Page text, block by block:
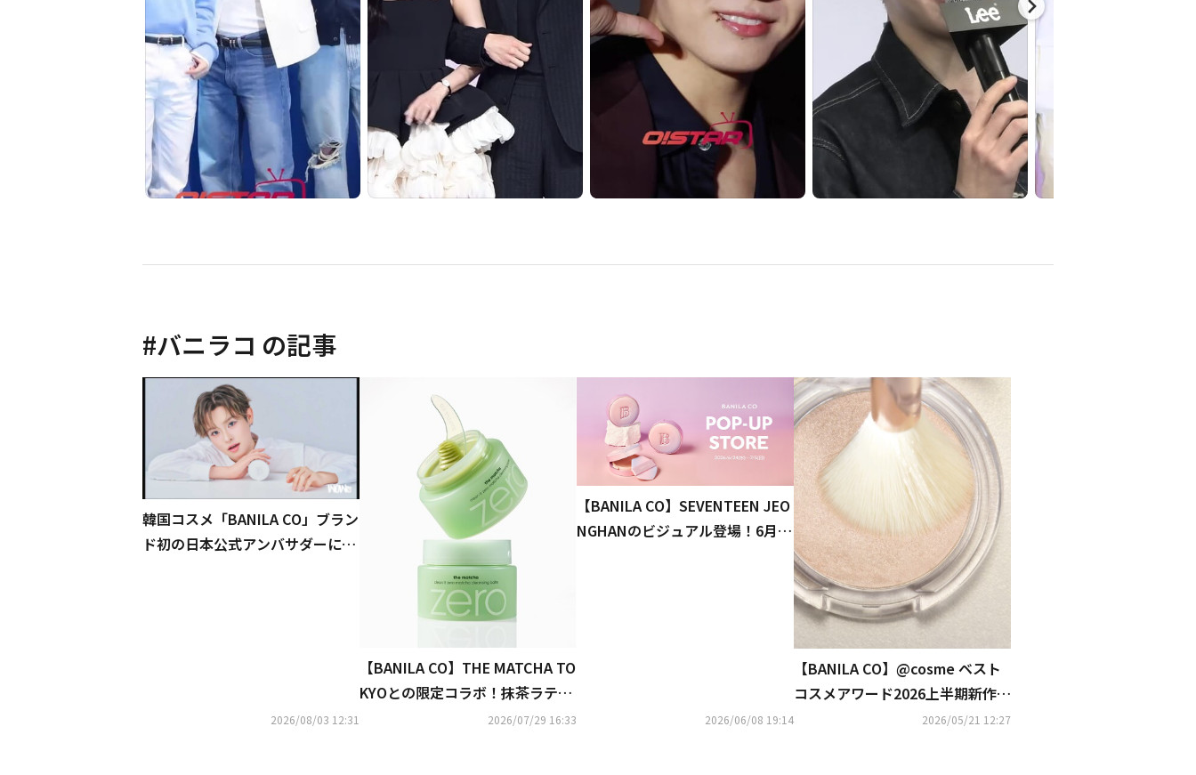
#バニラコ の記事
韓国コスメ「BANILA CO」ブラン
ド初の日本公式アンバサダーにク
2026/08/03 12:31
【BANILA CO】THE MATCHA TO
KYOとの限定コラボ！抹茶ラテ発
想のクレンジングバームが数量限
2026/07/29 16:33
【BANILA CO】SEVENTEEN JEO
NGHANのビジュアル登場！6月24
2026/06/08 19:14
【BANILA CO】@cosme ベスト
コスメアワード2026上半期新作賞
にて、「シルキーグロウハイライ
2026/05/21 12:27